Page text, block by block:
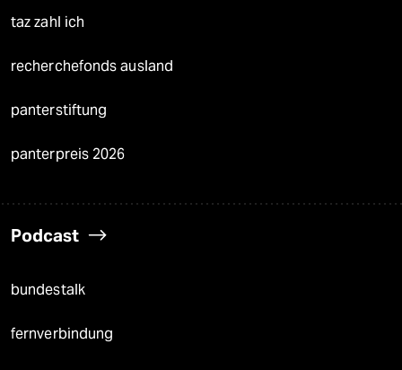
taz zahl ich
recherchefonds ausland
panterstiftung
panterpreis 2026
Podcast
bundestalk
fernverbindung